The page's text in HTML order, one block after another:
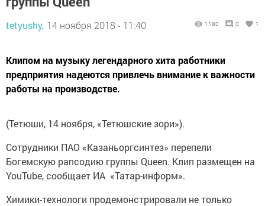
tetyushy, 14 ноября 2018 - 11:40 1180 0 1
Клипом на музыку легендарного хита работники
предприятия надеются привлечь внимание к важности
работы на производстве.
(Тетюши, 14 ноября, «Тетюшские зори»).
Сотрудники ПАО «Казаньоргсинтез» перепели
Богемскую рапсодию группы Queen. Клип размещен на
YouTube, сообщает ИА «Татар-информ».
Химики-технологи продемонстрировали не только